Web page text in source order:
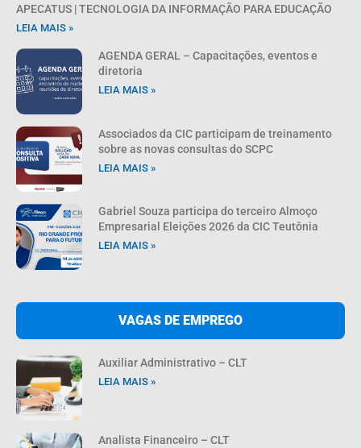
APECATUS | TECNOLOGIA DA INFORMAÇÃO PARA EDUCAÇÃO
LEIA MAIS »
AGENDA GERAL – Capacitações, eventos e
diretoria
LEIA MAIS »
Associados da CIC participam de treinamento
sobre as novas consultas do SCPC
LEIA MAIS »
Gabriel Souza participa do terceiro Almoço
Empresarial Eleições 2026 da CIC Teutônia
LEIA MAIS »
VAGAS DE EMPREGO
Auxiliar Administrativo – CLT
LEIA MAIS »
Analista Financeiro – CLT